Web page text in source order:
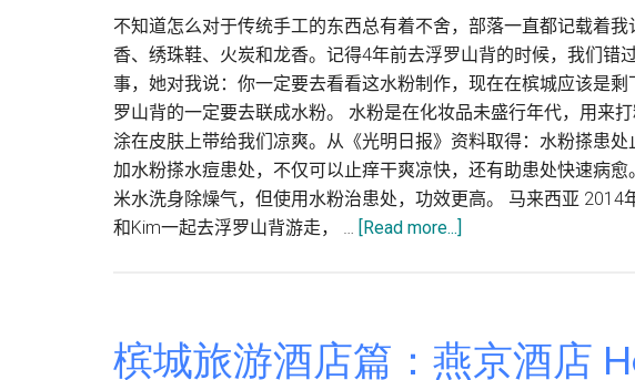
篇
Big
C
Supercenter
&
Don
Mueang
不知道怎么对于传统手工的东西总有着不舍，部落一直都记载着
香、绣珠鞋、火炭和龙香。记得4年前去浮罗山背的时候，我们错
事，她对我说：你一定要去看看这水粉制作，现在在槟城应该是
罗山背的一定要去联成水粉。 水粉是在化妆品未盛行年代，用来
涂在皮肤上带给我们凉爽。从《光明日报》资料取得：水粉搽患处
加水粉搽水痘患处，不仅可以止痒干爽凉快，还有助患处快速病
米水洗身除燥气，但使用水粉治患处，功效更高。 马来西亚
和Kim一起去浮罗山背游走， … [Read more...]
游：
浮
槟城旅游酒店篇：燕京酒店